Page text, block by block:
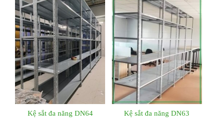
Kệ sắt đa năng DN64 Kệ sắt đa năng DN63